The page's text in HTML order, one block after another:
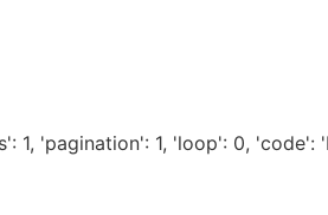
1, 'pagination': 1, 'loop': 0, 'code':